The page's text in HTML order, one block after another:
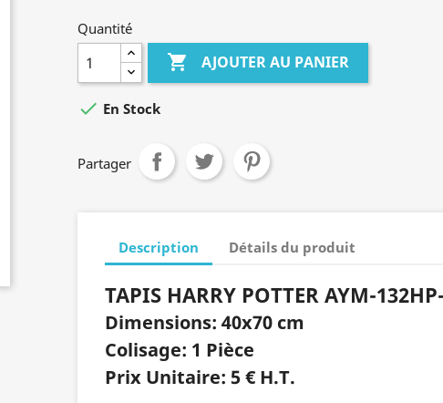
Quantité
 AJOUTER AU PANIER
 En Stock
Partager
Description Détails du produit
TAPIS HARRY POTTER AYM-
Dimensions: 40x70 cm
Colisage: 1 Pièce
Prix Unitaire: 5 € H.T.